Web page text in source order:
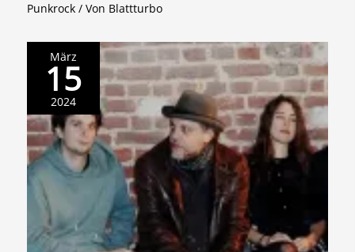
Punkrock / Von Blattturbo
März
15
2024